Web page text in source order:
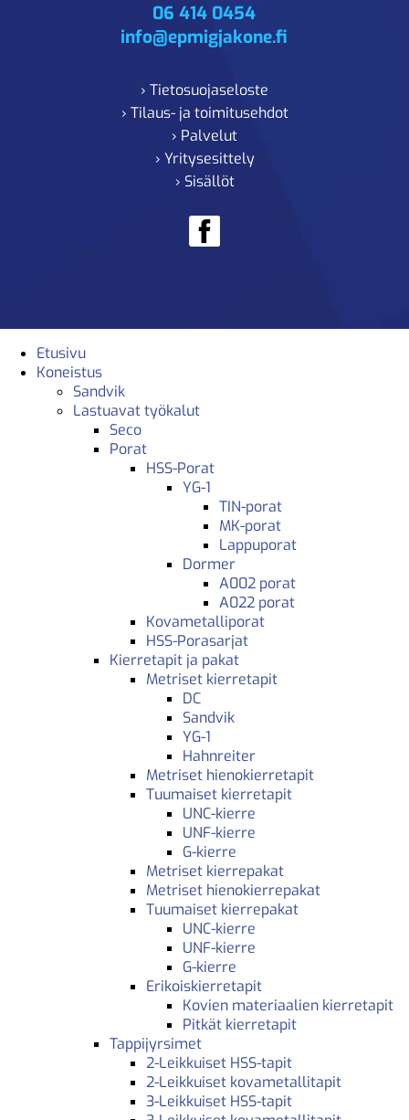
06 414 0454
info@epmigjakone.fi
› Tietosuojaseloste
› Tilaus- ja toimitusehdot
› Palvelut
› Yritysesittely
› Sisällöt
Etusivu
Koneistus
Sandvik
Lastuavat työkalut
Seco
Porat
HSS-Porat
YG-1
TIN-porat
MK-porat
Lappuporat
Dormer
A002 porat
A022 porat
Kovametalliporat
HSS-Porasarjat
Kierretapit ja pakat
Metriset kierretapit
DC
Sandvik
YG-1
Hahnreiter
Metriset hienokierretapit
Tuumaiset kierretapit
UNC-kierre
UNF-kierre
G-kierre
Metriset kierrepakat
Metriset hienokierrepakat
Tuumaiset kierrepakat
UNC-kierre
UNF-kierre
G-kierre
Erikoiskierretapit
Kovien materiaalien kierretapit
Pitkät kierretapit
Tappijyrsimet
2-Leikkuiset HSS-tapit
2-Leikkuiset kovametallitapit
3-Leikkuiset HSS-tapit